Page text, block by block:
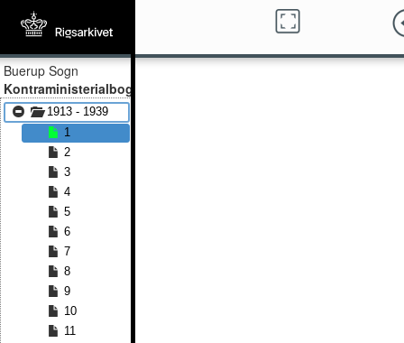
Buerup Sogn
Kontraministerialbog
1913 - 1939
1
2
3
4
5
6
7
8
9
10
11